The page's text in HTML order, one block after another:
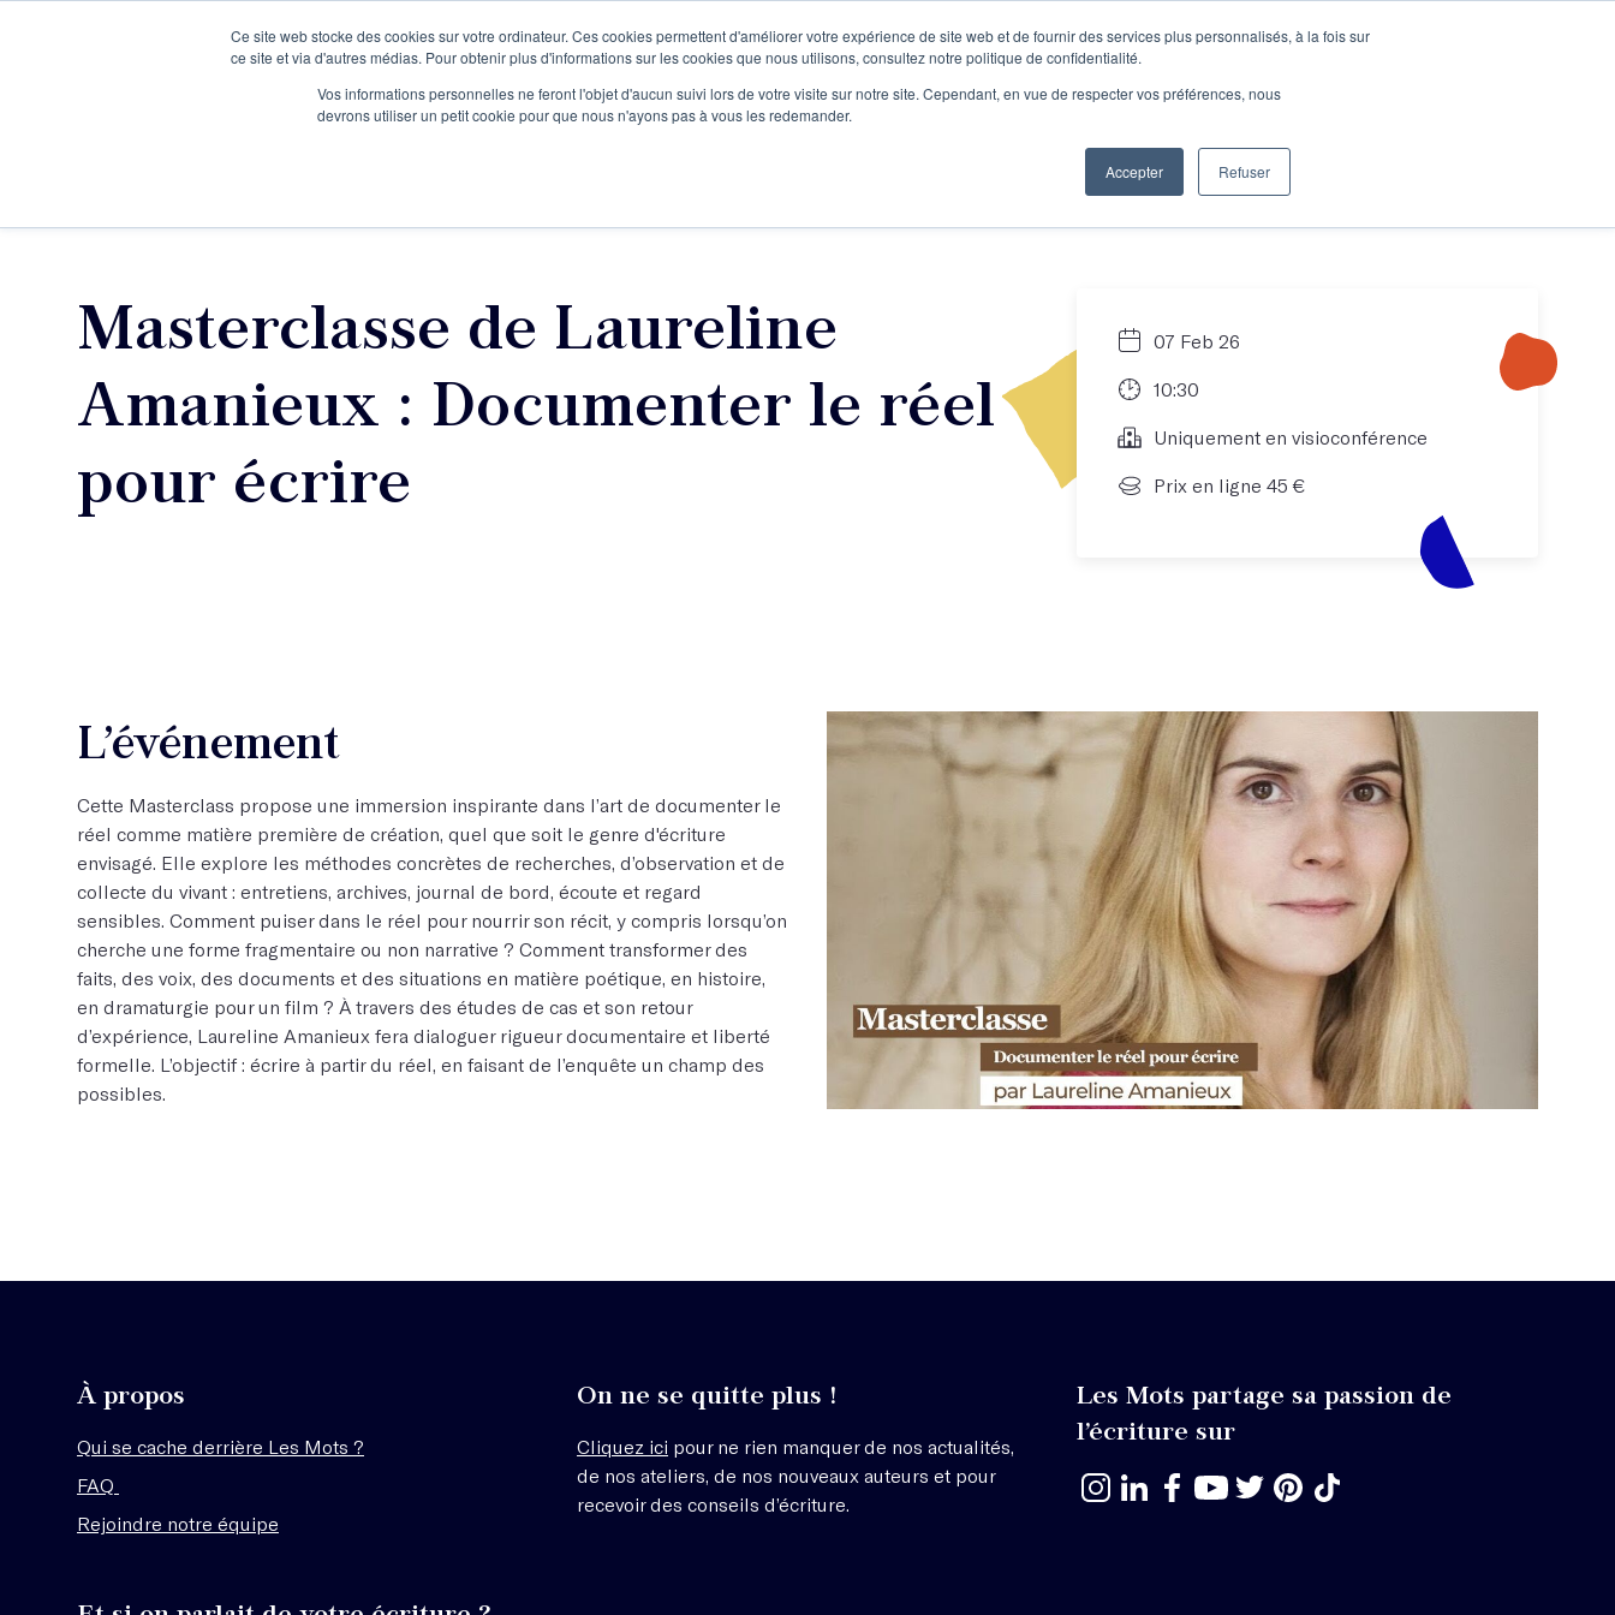
Ce site web stocke des cookies sur votre ordinateur. Ces cookies permettent d'améliorer votre expérience de site web et de fournir des services plus personnalisés, à la fois sur
ce site et via d'autres médias. Pour obtenir plus d'informations sur les cookies que nous utilisons, consultez notre politique de confidentialité.
Vos informations personnelles ne feront l'objet d'aucun suivi lors de votre visite sur notre site. Cependant, en vue de respecter vos préférences, nous
devrons utiliser un petit cookie pour que nous n'ayons pas à vous les redemander.
Accepter Refuser
Je participe à une session d’information Le podcast L'infolettre Se connecter Je découvre les ateliers
Entreprises
07 Feb 26
10:30
Uniquement en visioconférence
Prix en ligne 45 €
Masterclasse de Laureline
Amanieux : Documenter le réel
pour écrire
L’événement
Cette Masterclass propose une immersion inspirante dans l’art de documenter le
réel comme matière première de création, quel que soit le genre d'écriture
envisagé. Elle explore les méthodes concrètes de recherches, d’observation et de
collecte du vivant : entretiens, archives, journal de bord, écoute et regard
sensibles. Comment puiser dans le réel pour nourrir son récit, y compris lorsqu’on
cherche une forme fragmentaire ou non narrative ? Comment transformer des
faits, des voix, des documents et des situations en matière poétique, en histoire,
en dramaturgie pour un film ? À travers des études de cas et son retour
d’expérience, Laureline Amanieux fera dialoguer rigueur documentaire et liberté
formelle. L’objectif : écrire à partir du réel, en faisant de l’enquête un champ des
possibles.
À propos
Qui se cache derrière Les Mots ?
FAQ
Rejoindre notre équipe
On ne se quitte plus !
Cliquez ici pour ne rien manquer de nos actualités,
de nos ateliers, de nos nouveaux auteurs et pour
recevoir des conseils d’écriture.
Les Mots partage sa passion de
l’écriture sur